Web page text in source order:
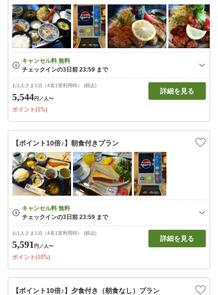
お1人さま1泊（4名1室利用時） (税込)
5,544円 ／人〜
ポイント(1%)
詳細を見る
【ポイント10倍♪】朝食付きプラン
お1人さま1泊（4名1室利用時） (税込)
5,591 円 ／人〜
ポイント(10%)
詳細を見る
【ポイント10倍♪】夕食付き（朝食なし）プラン